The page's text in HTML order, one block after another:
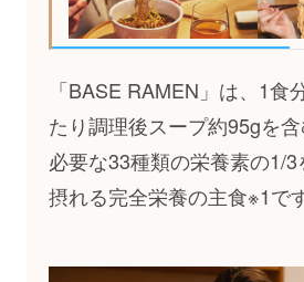
「BASE RAMEN」は、1食
たり調理後スープ約95gを
必要な33種類の栄養素の1/3
摂れる完全栄養の主食※1です